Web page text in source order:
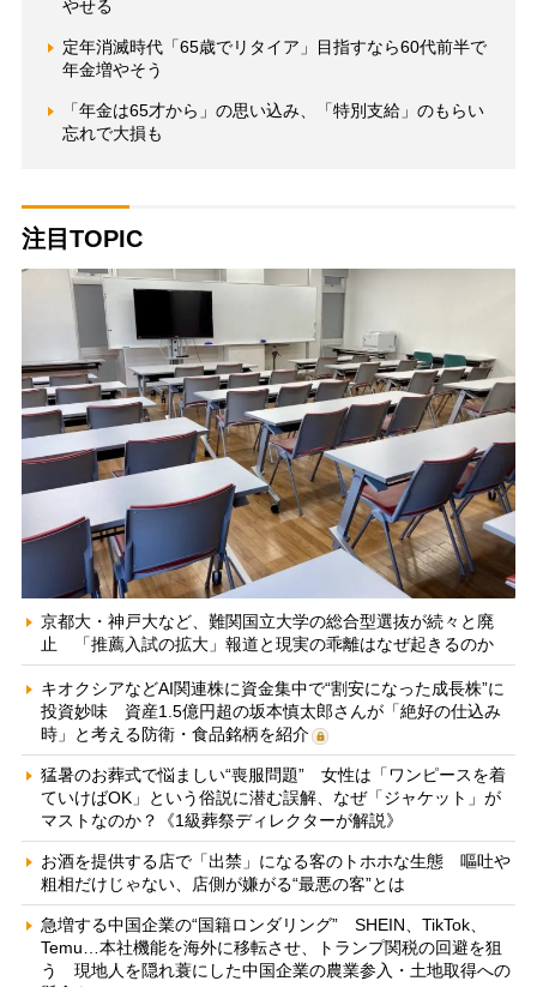
やせる
定年消滅時代「65歳でリタイア」目指すなら60代前半で
年金増やそう
「年金は65才から」の思い込み、「特別支給」のもらい
忘れで大損も
注目TOPIC
京都大・神戸大など、難関国立大学の総合型選抜が続々と廃
止 「推薦入試の拡大」報道と現実の乖離はなぜ起きるのか
キオクシアなどAI関連株に資金集中で“割安になった成長株”に
投資妙味 資産1.5億円超の坂本慎太郎さんが「絶好の仕込み
時」と考える防衛・食品銘柄を紹介
猛暑のお葬式で悩ましい“喪服問題” 女性は「ワンピースを着
ていけばOK」という俗説に潜む誤解、なぜ「ジャケット」が
マストなのか？《1級葬祭ディレクターが解説》
お酒を提供する店で「出禁」になる客のトホホな生態 嘔吐や
粗相だけじゃない、店側が嫌がる“最悪の客”とは
急増する中国企業の“国籍ロンダリング” SHEIN、TikTok、
Temu…本社機能を海外に移転させ、トランプ関税の回避を狙
う 現地人を隠れ蓑にした中国企業の農業参入・土地取得への